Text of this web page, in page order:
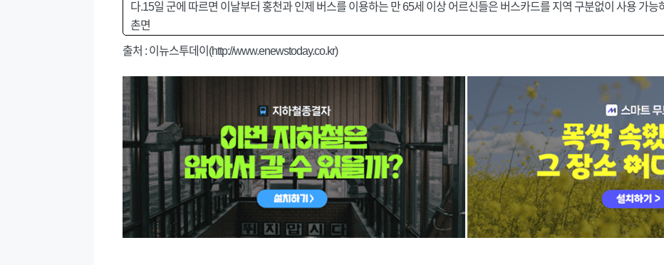
다.15일 군에 따르면 이날부터 홍천과 인제 버스를 이용하는 만 65세 이상 어르신들은 버스카드를 지역 구분없이 사용 가능
촌면
출처 : 이뉴스투데이(http://www.enewstoday.co.kr)